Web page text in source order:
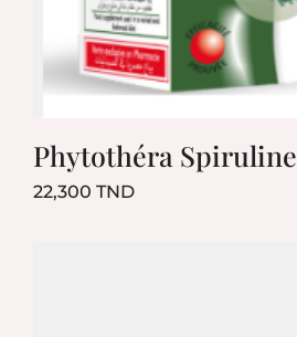
Phytothéra Spiruline
22,300 TNDPrix